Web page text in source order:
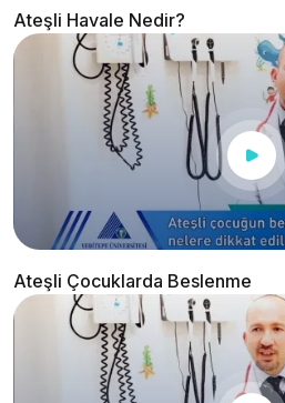
Ateşli Havale Nedir?
Ateşli Çocuklarda Beslenme